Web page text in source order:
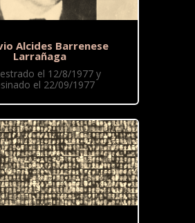
Alcides Barrenese
Larrañaga
el 12/8/1977 y
el 22/09/1977